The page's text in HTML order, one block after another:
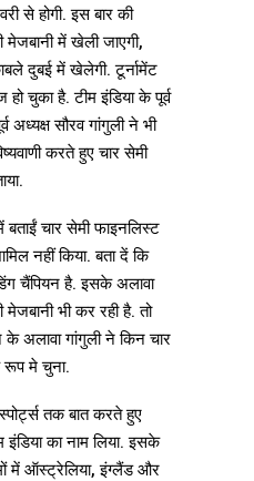
से होगी. इस बार की
मेजबानी में खेली जाएगी,
दुबई में खेलेगी. टूर्नामेंट
हो चुका है. टीम इंडिया के पूर्व
अध्यक्ष सौरव गांगुली ने भी
करते हुए चार सेमी
बताईं चार सेमी फाइनलिस्ट
नहीं किया. बता दें कि
चैंपियन है. इसके अलावा
मेजबानी भी कर रही है. तो
अलावा गांगुली ने किन चार
रूप मे चुना.
तक बात करते हुए
इंडिया का नाम लिया. इसके
में ऑस्ट्रेलिया, इंग्लैंड और